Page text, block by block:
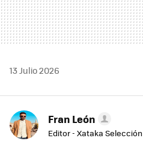
13 Julio 2026
Fran León
Editor - Xataka Selección